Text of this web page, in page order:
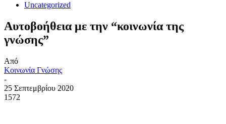
Uncategorized
Αυτοβοήθεια με την “κοινωνία της
γνώσης”
Από
Κοινωνία Γνώσης
-
25 Σεπτεμβρίου 2020
1572